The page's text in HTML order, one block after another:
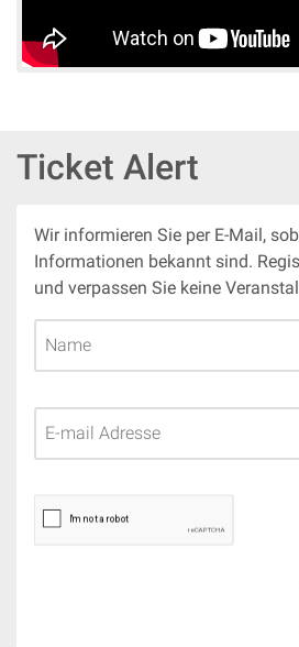
Aus diesen Workshops werden
Tänzer ausgewählt, die die drei
Das Nationalballett Chinas ist
Nationalballett Chinas tanzt
eine Aufführung, die die Sinne
auf eine Reise durch Zeit und
Auch du kannst die Magie des
erleben. Im größten und
Ticketpointist die offizielle
Ticket Alert
Wir informieren Sie per E-Mail,
Informationen bekannt sind.
und verpassen Sie keine